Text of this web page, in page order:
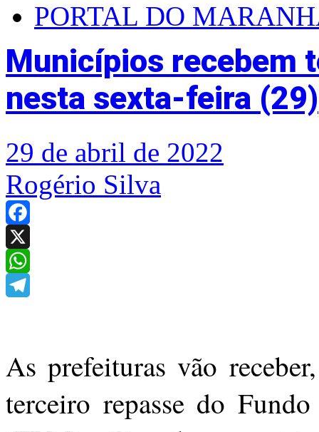
PORTAL DO
Municípios recebem
nesta sexta-feira (29)
29 de abril de 2022
Rogério Silva
Facebook
X
WhatsApp
As prefeituras vão
terceiro repasse do